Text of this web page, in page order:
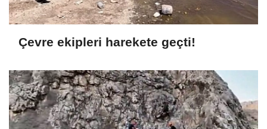
Çevre ekipleri harekete geçti!